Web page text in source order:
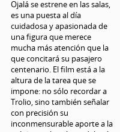
Ojalá se estrene en las salas,
es una puesta al día
cuidadosa y apasionada de
una figura que merece
mucha más atención que la
que concitará su pasajero
centenario. El film está a la
altura de la tarea que se
impone: no sólo recordar a
Trolio, sino también señalar
con precisión su
inconmensurable aporte a la